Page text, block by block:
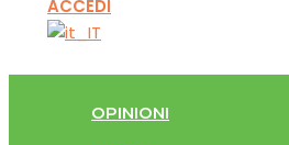
ACCEDI
OPINIONI